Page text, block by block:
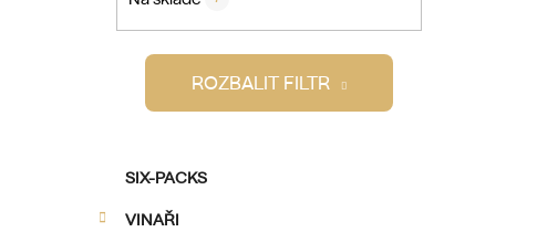
ROZBALIT FILTR
Přeskočit
SIX-PACKS
VINAŘI